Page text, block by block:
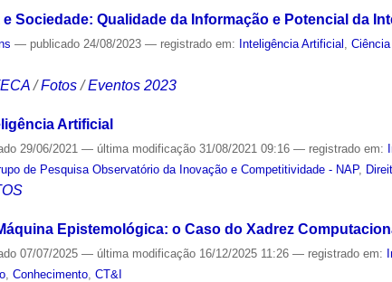
Sociedade: Qualidade da Informação e Potencial da
— publicado 24/08/2023— registrado em: Inteligência Artificial ,
/Fotos /Eventos 2023
Artificial
29/06/2021— última modificação 31/08/2021 09:16— registrado em:
de Pesquisa Observatório da Inovação e Competitividade - NAP,
Epistemológica: o Caso do Xadrez
07/07/2025— última modificação 16/12/2025 11:26— registrado em:
,Conhecimento ,CT&I